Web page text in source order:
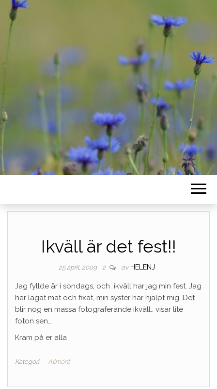
Ikväll är det fest!!
25 april, 2009 2 av HELENJ
Jag fyllde år i söndags, och ikväll har jag min fest. Jag
har lagat mat och fixat, min syster har hjälpt mig. Det
blir nog en massa fotograferande ikväll.. visar lite
foton sen….
Kram på er alla
Kategori Allmänt